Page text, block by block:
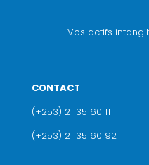
Vos actifs
CONTACT
(+253) 21 35 60 11
(+253) 21 35 60 92